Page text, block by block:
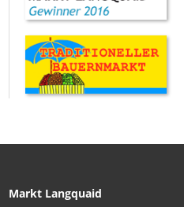
Markt Langquaid